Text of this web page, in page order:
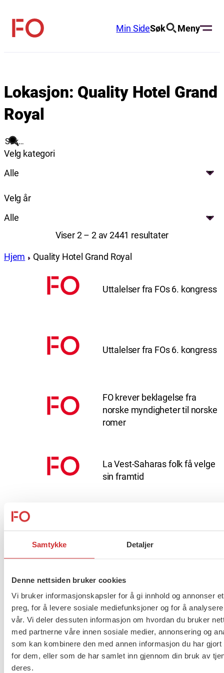
Samtykke Detaljer
Denne nettsiden bruker cookies
Vi bruker informasjonskapsler for å gi innhold og annonser
preg, for å levere sosiale mediefunksjoner og for å
vår. Vi deler dessuten informasjon om hvordan du bruker
med partnerne våre innen sosiale medier, annonsering og
som kan kombinere den med annen informasjon du har gjort
for dem, eller som de har samlet inn gjennom din bruk av
deres.
innhold
FO
Min SideSøk Meny
Lokasjon: Quality Hotel Grand
Royal
Søk
Velg kategori
Alle
Velg år
Alle
Viser 2 – 2 av 2441 resultater
Hjem Quality Hotel Grand Royal
Uttalelser fra FOs 6. kongress
Uttalelser fra FOs 6. kongress
FO krever beklagelse fra
norske myndigheter til norske
romer
La Vest-Saharas folk få velge
sin framtid
tilknyttede hjelpetjenester
Barns rettigheter som
pårørende må sikres
Kvalitet i barnevernet.
Barnevernloven må bli en
rettighetslov.